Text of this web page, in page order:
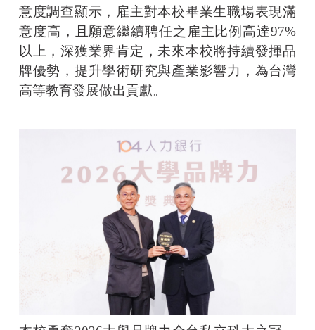
意度調查顯示，雇主對本校畢業生職場表現滿
意度高，且願意繼續聘任之雇主比例高達97%
以上，深獲業界肯定，未來本校將持續發揮品
牌優勢，提升學術研究與產業影響力，為台灣
高等教育發展做出貢獻。